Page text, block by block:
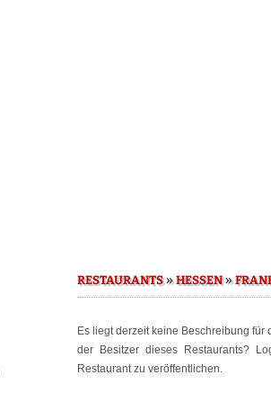
RESTAURANTS»HESSEN»
Es liegt derzeit keine Beschreibung für
der Besitzer dieses Restaurants?
Restaurant zu veröffentlichen.